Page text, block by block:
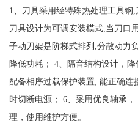
1、刀具采用经特殊热处理工具钢,
刀具设计为可调安装模式,当刀口
子动刀架是阶梯式排列,分散动力
降低功耗； 4、隔音结构设计，
配备相序过载保护装置, 能正确连
时切断电源； 6、采用优良轴承
理，使用维护方便。